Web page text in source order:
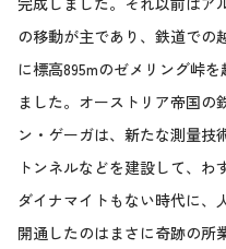
の移動が主であり、鉄道での
に標高895mのゼメリング峠
ました。オーストリア帝国の
ン・ゲーガは、新たな測量技
トンネルなどを建設して、わ
ダイナマイトもない時代に、
開通したのはまさに奇跡の所